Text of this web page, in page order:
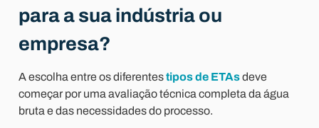
para a sua indústria ou
empresa?
A escolha entre os diferentestipos de ETAsdeve
começar por uma avaliação técnica completa da água
bruta e das necessidades do processo.